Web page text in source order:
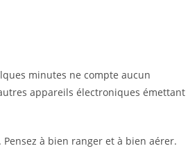
minutes ne compte aucun
appareils électroniques émettant
à bien ranger et à bien aérer.